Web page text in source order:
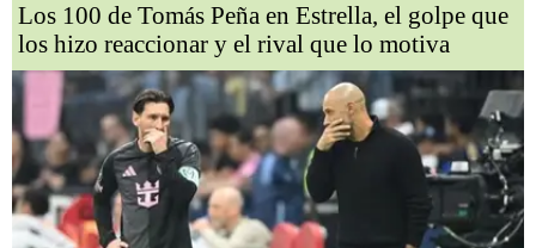
Los 100 de Tomás Peña en Estrella, el golpe que
los hizo reaccionar y el rival que lo motiva